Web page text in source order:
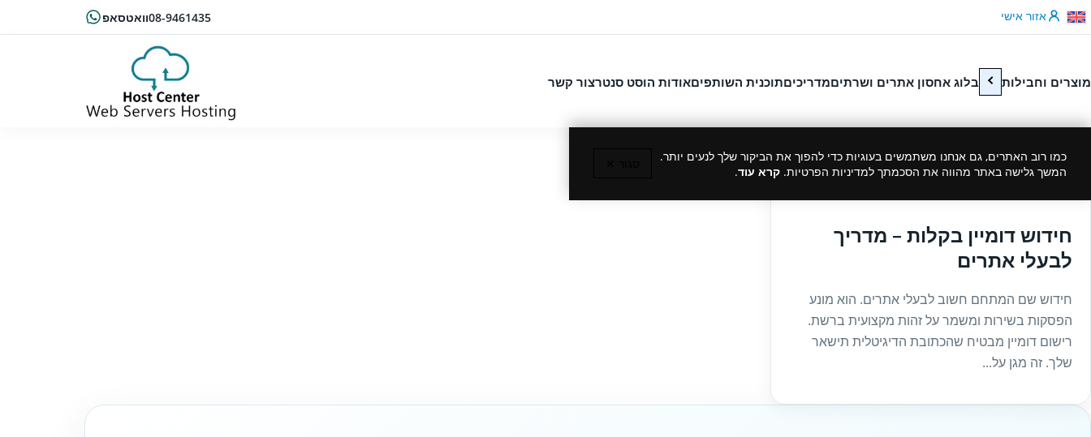
דלג לתוכן 08-9461435וואטסאפ אזור אישי
מוצרים וחבילות בלוג אחסון אתרים ושרתיםמדריכיםתוכנית השותפיםאודות הוסט סנטרצור קשר
כמו רוב האתרים, גם אנחנו משתמשים בעוגיות כדי להפוך את הביקור שלך לנעים יותר.
המשך גלישה באתר מהווה את הסכמתך למדיניות הפרטיות. קרא עוד.
חידוש דומיין בקלות – מדריך
לבעלי אתרים
חידוש שם המתחם חשוב לבעלי אתרים. הוא מונע
הפסקות בשירות ומשמר על זהות מקצועית ברשת.
רישום דומיין מבטיח שהכתובת הדיגיטלית תישאר
שלך. זה מגן על...